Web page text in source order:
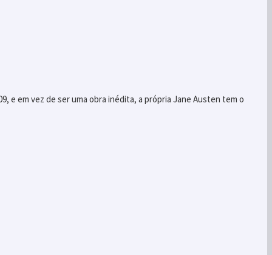
e em vez de ser uma obra inédita, a própria Jane Austen tem o